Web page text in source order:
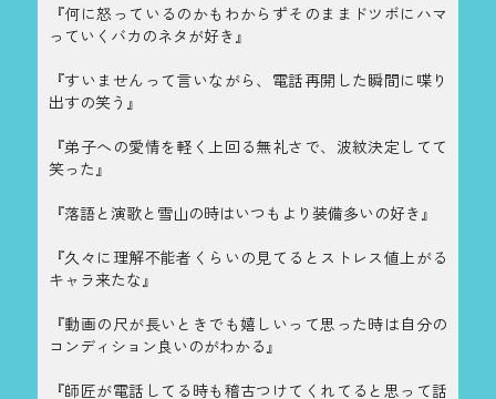
『何に怒っているのかもわからずそのままドツボにハマ
っていくバカのネタが好き』
『すいませんって言いながら、電話再開した瞬間に喋り
出すの笑う』
『弟子への愛情を軽く上回る無礼さで、波紋決定してて
笑った』
『落語と演歌と雪山の時はいつもより装備多いの好き』
『久々に理解不能者くらいの見てるとストレス値上がる
キャラ来たな』
『動画の尺が長いときでも嬉しいって思った時は自分の
コンディション良いのがわかる』
『師匠が電話してる時も稽古つけてくれてると思って話